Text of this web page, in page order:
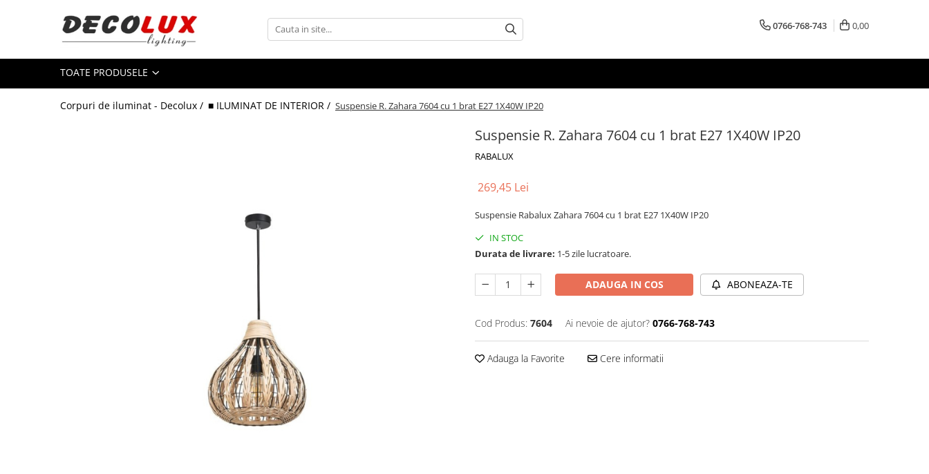
Toate Produsele
■ ILUMINAT DE INTERIOR
CANDELABRE & PENDULE CLASICE
APLICE CLASICE
0766-768-743 0,00
TOATE PRODUSELE
Corpuri de iluminat - Decolux / ■ ILUMINAT DE INTERIOR / Suspensie R. Zahara 7604 cu 1 brat E27 1X40W IP20
Suspensie R. Zahara 7604 cu 1 brat E27 1X40W IP20
RABALUX
269,45 Lei
Suspensie Rabalux Zahara 7604 cu 1 brat E27 1X40W IP20
IN STOC
Durata de livrare: 1-5 zile lucratoare.
ADAUGA IN COS ABONEAZA-TE
Cod Produs: 7604 Ai nevoie de ajutor? 0766-768-743
Adauga la Favorite Cere informatii